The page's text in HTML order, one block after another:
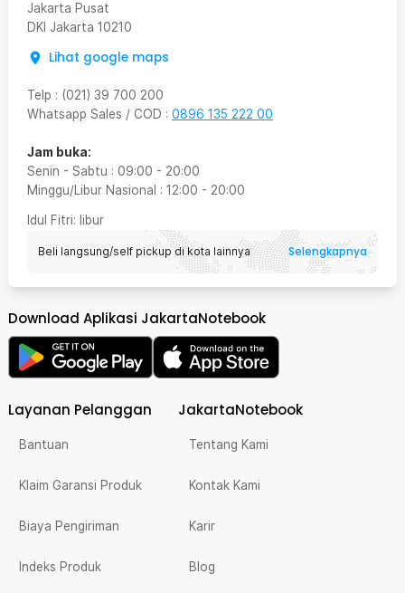
Jakarta Pusat
DKI Jakarta 10210
Lihat google maps
Telp : (021) 39 700 200
Whatsapp Sales / COD : 0896 135 222 00
Jam buka:
Senin - Sabtu : 09:00 - 20:00
Minggu/Libur Nasional : 12:00 - 20:00
Idul Fitri: libur
Beli langsung/self pickup di kota lainnya Selengkapnya
Download Aplikasi JakartaNotebook
Layanan Pelanggan
Bantuan
Klaim Garansi Produk
Biaya Pengiriman
Indeks Produk
JakartaNotebook
Tentang Kami
Kontak Kami
Karir
Blog